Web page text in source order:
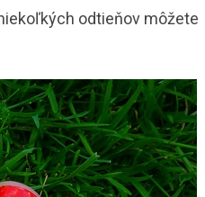
odtieňov môžete